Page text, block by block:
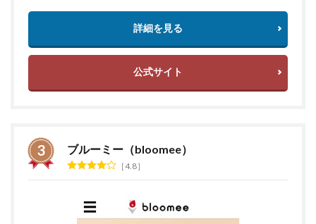
詳細を見る
公式サイト
ブルーミー（bloomee）
4.8